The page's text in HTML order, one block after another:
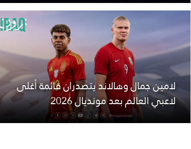
لامين جمال وهالاند يتصدران قائمة أغلى
لاعبي العالم بعد مونديال 2026